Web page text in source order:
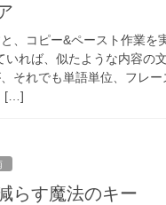
、コピー&ペースト作業を
いれば、似たような内容の
それでも単語単位、フレ
[…]
らす魔法のキー